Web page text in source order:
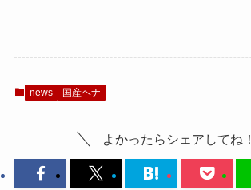
news 国産ヘナ
よかったらシェアしてね！